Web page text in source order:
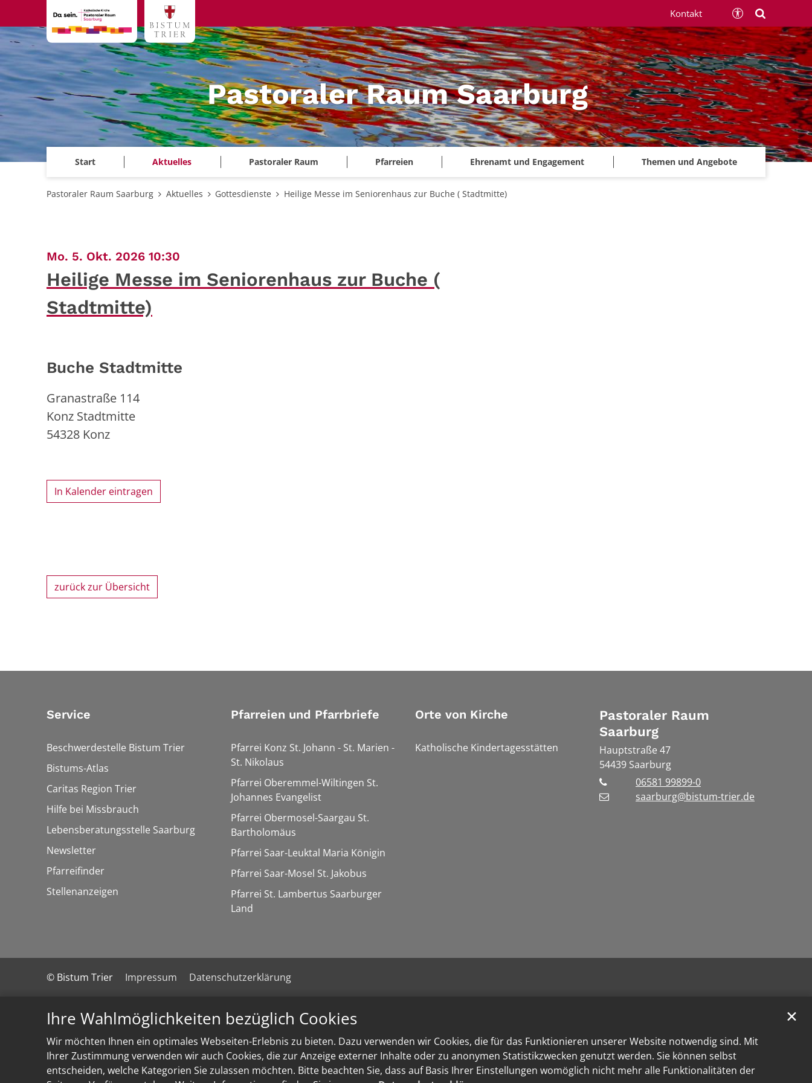
Ihre Wahlmöglichkeiten bezüglich Cookies
Wir möchten Ihnen ein optimales Webseiten-Erlebnis zu bieten. Dazu verwenden wir Cookies, die für das Funktionieren unserer Website notwendig sind. Mit
Ihrer Zustimmung verwenden wir auch Cookies, die zur Anzeige externer Inhalte oder zu anonymen Statistikzwecken genutzt werden. Sie können selbst
entscheiden, welche Kategorien Sie zulassen möchten. Bitte beachten Sie, dass auf Basis Ihrer Einstellungen womöglich nicht mehr alle Funktionalitäten der
✕
Zum Inhalt springen
Pastoraler Raum Saarburg
Start Aktuelles Pastoraler Raum Pfarreien Ehrenamt und Engagement Themen und Angebote
Kontakt
Pastoraler Raum Saarburg Aktuelles Gottesdienste Heilige Messe im Seniorenhaus zur Buche ( Stadtmitte)
Mo. 5. Okt. 2026 10:30
Heilige Messe im Seniorenhaus zur Buche (
Stadtmitte)
Buche Stadtmitte
Granastraße 114
Konz Stadtmitte
54328 Konz
In Kalender eintragen
zurück zur Übersicht
Service
Beschwerdestelle Bistum Trier
Bistums-Atlas
Caritas Region Trier
Hilfe bei Missbrauch
Lebensberatungsstelle Saarburg
Newsletter
Pfarreifinder
Stellenanzeigen
Pfarreien und Pfarrbriefe
Pfarrei Konz St. Johann - St. Marien -
St. Nikolaus
Pfarrei Oberemmel-Wiltingen St.
Johannes Evangelist
Pfarrei Obermosel-Saargau St.
Bartholomäus
Pfarrei Saar-Leuktal Maria Königin
Pfarrei Saar-Mosel St. Jakobus
Pfarrei St. Lambertus Saarburger
Land
Orte von Kirche
Katholische Kindertagesstätten
Pastoraler Raum
Saarburg
Hauptstraße 47
54439 Saarburg
06581 99899-0
saarburg@bistum-trier.de
© Bistum Trier Impressum Datenschutzerklärung